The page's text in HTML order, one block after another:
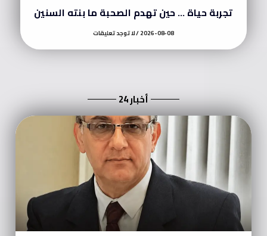
تجربة حياة … حين تهدم الصحبة ما بنته السنين
2026-08-08 لا توجد تعليقات
أخبار 24